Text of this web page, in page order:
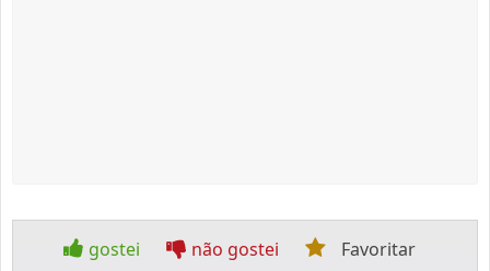
gostei não gostei Favoritar